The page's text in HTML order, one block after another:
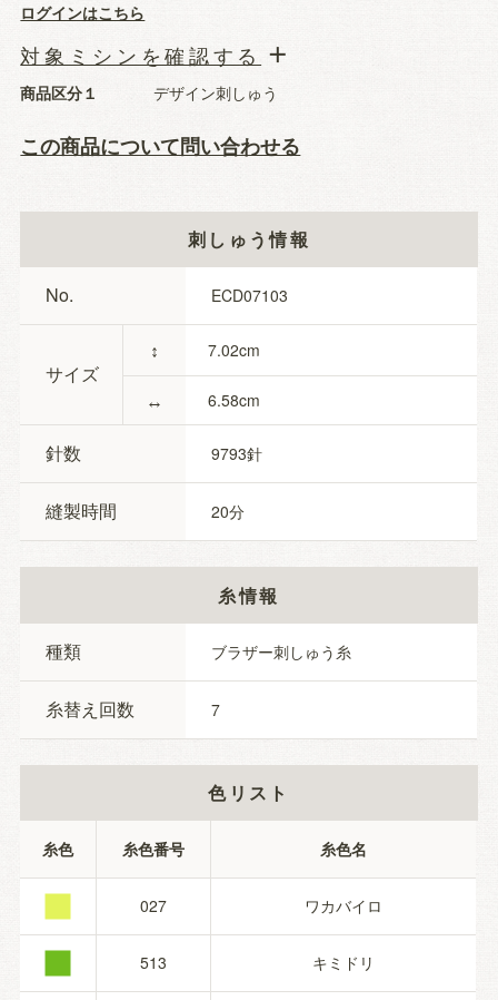
ログインはこちら
商品区分１ デザイン刺しゅう
この商品について問い合わせる
対象ミシンを確認する
刺しゅう情報
No. ECD07103
サイズ
↕
↔
7.02
6.58
針数 9793
縫製時間 20
糸情報
種類 ブラザー刺しゅう糸
糸替え回数 7
色リスト
糸色 糸色番号 糸色名
■ 027 ワカバイロ
■ 513 キミドリ